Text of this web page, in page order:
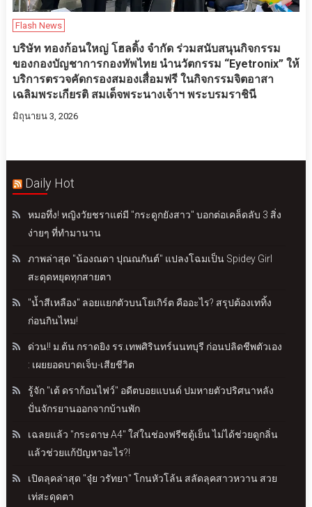
Flash News
บริษัท ทองก้อนใหญ่ โฮลดิ้ง จำกัด ร่วมสนับสนุนกิจกรรม
ของกองบัญชาการกองทัพไทย นำนวัตกรรม “Eyetronix” ให้
บริการตรวจคัดกรองสมองเสื่อมฟรี ในกิจกรรมจิตอาสา
เฉลิมพระเกียรติ สมเด็จพระนางเจ้าฯ พระบรมราชินี
มิถุนายน 3, 2026
Daily Hot
หมอทึ่ง! หญิงวัยชราแต่มี "กระดูกยังสาว" บอกต่อเคล็ดลับ 3 สิ่ง
ง่ายๆ ที่ทำมานาน
ภาพล่าสุด "น้องณดา ปุณณกันต์" แปลงโฉมเป็น Spidey Girl
สะดุดหยุดทุกสายตา
"น้ำสีเหลือง" ลอยแยกตัวบนโยเกิร์ต คืออะไร? สรุปต้องเททิ้ง
ก่อนกินไหม!
ด่วน!! ม.ต้น กราดยิง รร.เทพศิรินทร์นนทบุรี ก่อนปลิดชีพตัวเอง
: เผยยอดบาดเจ็บ-เสียชีวิต
รู้จัก "เต้ ดราก้อนไฟว์" อดีตบอยแบนด์ ปมหายตัวปริศนาหลัง
ปั่นจักรยานออกจากบ้านพัก
เฉลยแล้ว "กระดาษ A4" ใส่ในช่องฟรีซตู้เย็น ไม่ได้ช่วยดูกลิ่น
แล้วช่วยแก้ปัญหาอะไร?!
เปิดลุคล่าสุด "จุ๋ย วรัทยา" โกนหัวโล้น สลัดลุคสาวหวาน สวย
เท่สะดุดตา